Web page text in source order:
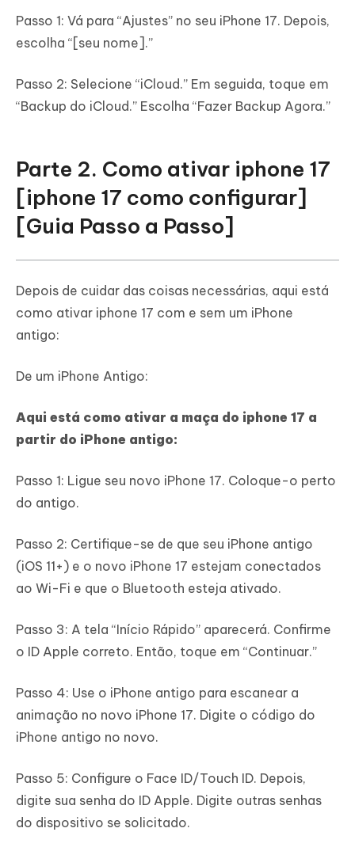
Passo 1: Vá para “Ajustes” no seu iPhone 17. Depois,
escolha “[seu nome].”
Passo 2: Selecione “iCloud.” Em seguida, toque em
“Backup do iCloud.” Escolha “Fazer Backup Agora.”
Parte 2. Como ativar iphone 17
[iphone 17 como configurar]
[Guia Passo a Passo]
Depois de cuidar das coisas necessárias, aqui está
como ativar iphone 17 com e sem um iPhone
antigo:
De um iPhone Antigo:
Aqui está como ativar a maça do iphone 17 a
partir do iPhone antigo:
Passo 1: Ligue seu novo iPhone 17. Coloque-o perto
do antigo.
Passo 2: Certifique-se de que seu iPhone antigo
(iOS 11+) e o novo iPhone 17 estejam conectados
ao Wi-Fi e que o Bluetooth esteja ativado.
Passo 3: A tela “Início Rápido” aparecerá. Confirme
o ID Apple correto. Então, toque em “Continuar.”
Passo 4: Use o iPhone antigo para escanear a
animação no novo iPhone 17. Digite o código do
iPhone antigo no novo.
Passo 5: Configure o Face ID/Touch ID. Depois,
digite sua senha do ID Apple. Digite outras senhas
do dispositivo se solicitado.